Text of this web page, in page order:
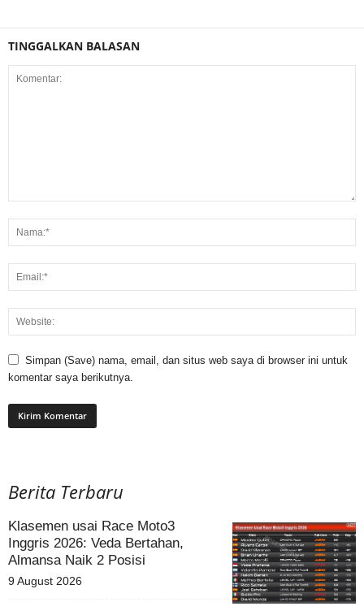
TINGGALKAN BALASAN
Simpan (Save) nama, email, dan situs web saya di browser ini untuk
komentar saya berikutnya.
Berita Terbaru
Klasemen usai Race Moto3
Inggris 2026: Veda Bertahan,
Almansa Naik 2 Posisi
9 August 2026